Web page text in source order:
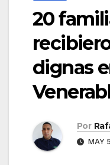
20
dignas
Por
MAY